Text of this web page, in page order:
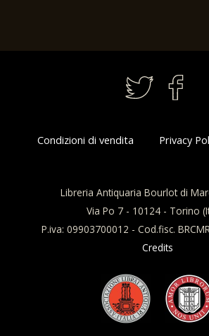
Condizioni di vendita Privacy
Libreria Antiquaria Bourlot di
Via Po 7 - 10124 - Torino
P.iva: 09903700012 - Cod.fisc.
Credits
migliorare la tua esperienza di
navigazione e raccogliere dati a
Per saperne di più